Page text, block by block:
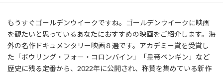
もうすぐゴールデンウイークですね。ゴールデンウイークに映画
を観たいと思っているあなたにおすすめの映画をご紹介します。海
外の名作ドキュメンタリー映画８選です。アカデミー賞を受賞し
た「ボウリング・フォー・コロンバイン」「皇帝ペンギン」など
歴史に残る定番から、2022年に公開され、称賛を集めている新作